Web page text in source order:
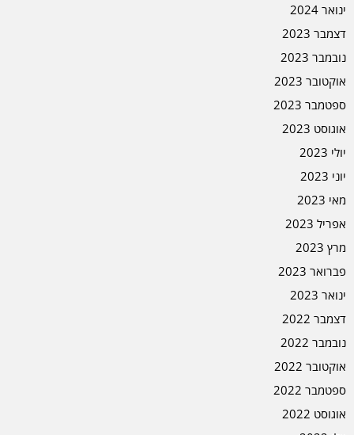
ינואר 2024
דצמבר 2023
נובמבר 2023
אוקטובר 2023
ספטמבר 2023
אוגוסט 2023
יולי 2023
יוני 2023
מאי 2023
אפריל 2023
מרץ 2023
פברואר 2023
ינואר 2023
דצמבר 2022
נובמבר 2022
אוקטובר 2022
ספטמבר 2022
אוגוסט 2022